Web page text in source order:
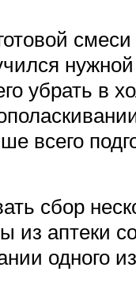
смеси
убрать в
всего
сбор
аптеки
одного